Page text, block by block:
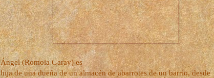
Ángel (Romola Garay) es
hija de una dueña de un almacén de abarrotes de un barrio, desde